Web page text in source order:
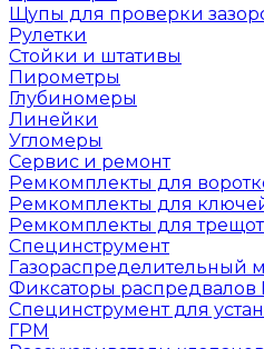
Щупы для проверки
Рулетки
Стойки и штативы
Пирометры
Глубиномеры
Линейки
Угломеры
Сервис и ремонт
Ремкомплекты для
Ремкомплекты для
Ремкомплекты для
Специнструмент
Газораспределительный
Фиксаторы распредвалов
Специнструмент для
ГРМ